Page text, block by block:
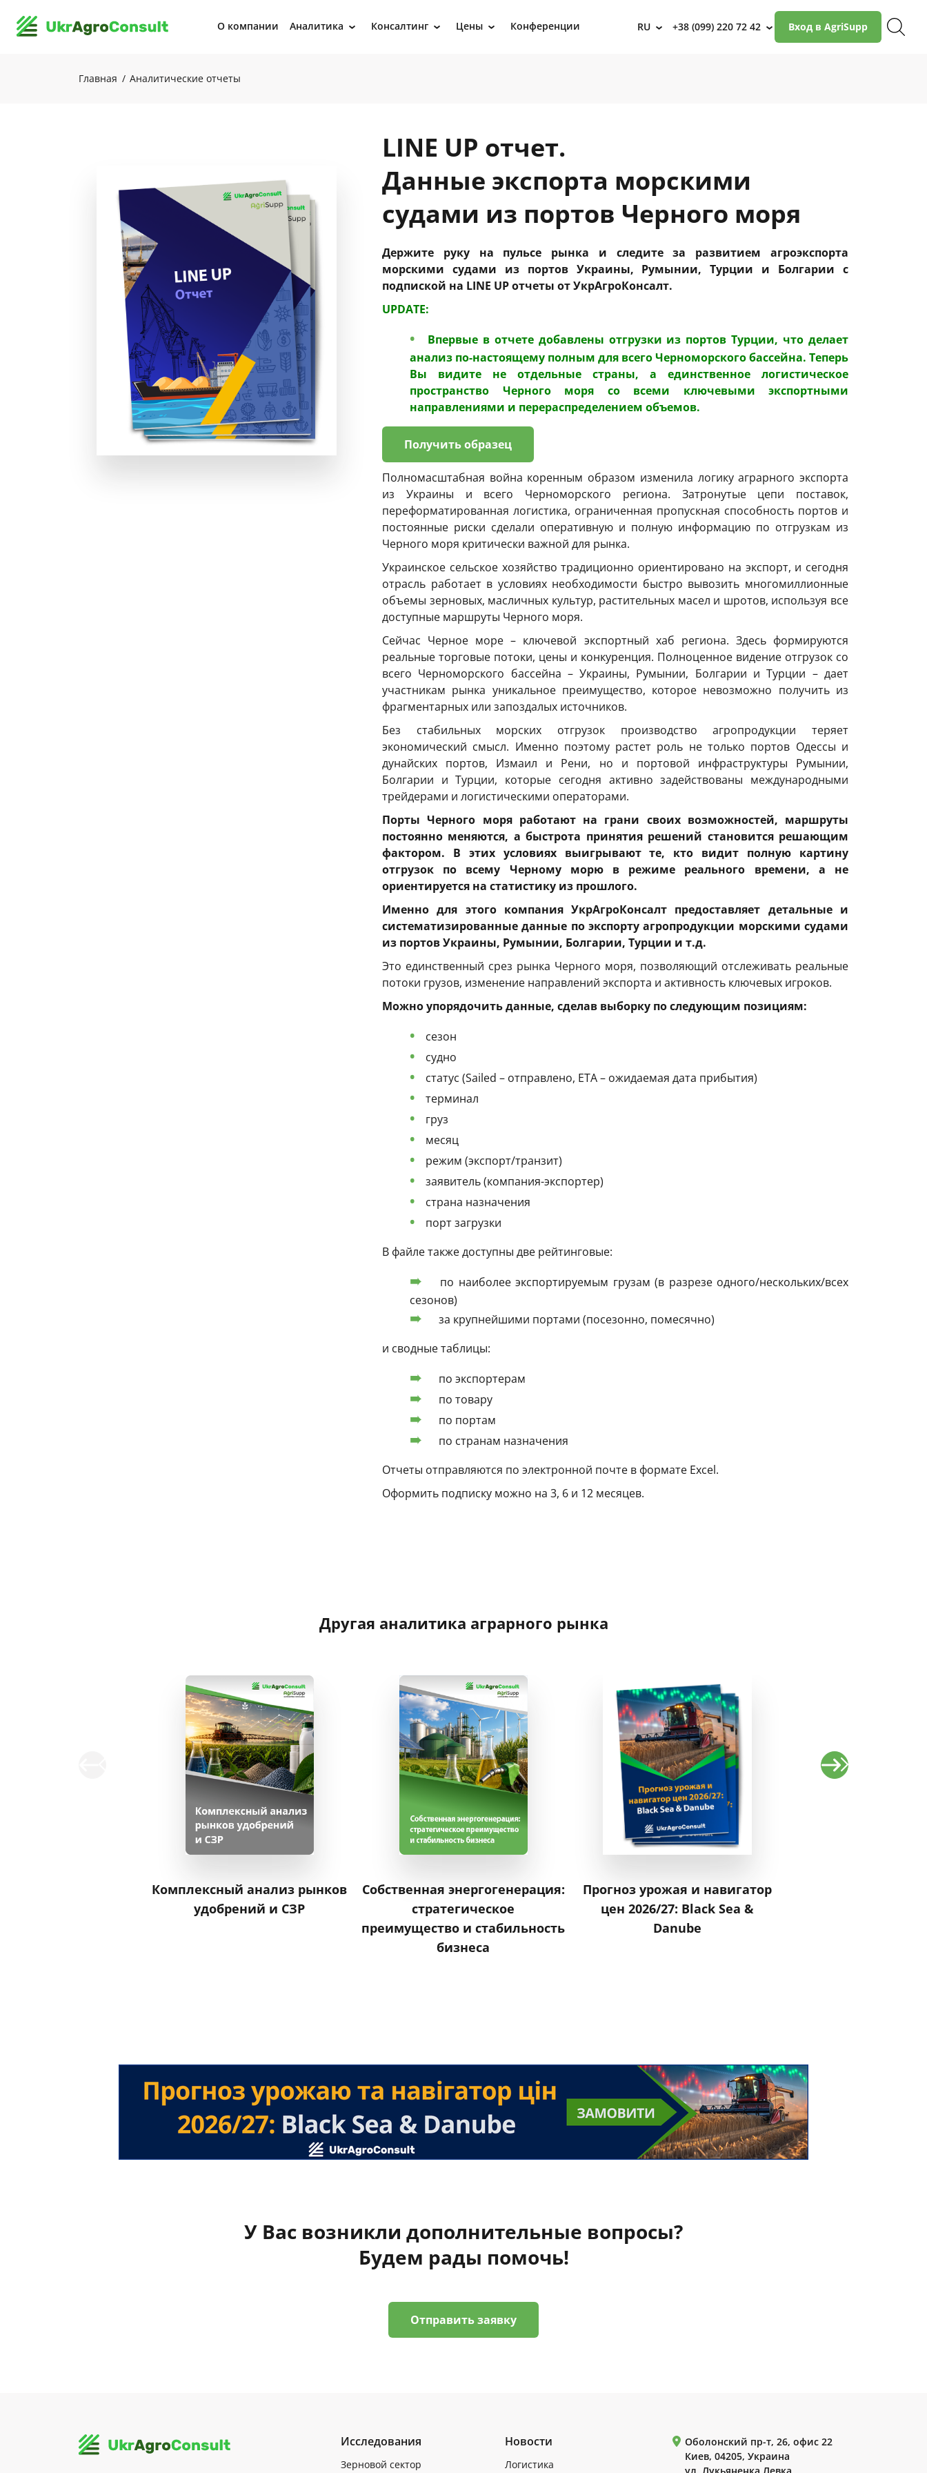
О компании Аналитика › Консалтинг › Цены › Конференции RU › +38 (099) 220 72 42 › Вход в AgriSupp
Главная Аналитические отчеты
LINE UP отчет.
Данные экспорта морскими
судами из портов Черного моря
Держите руку на пульсе рынка и следите за развитием агроэкспорта
морскими судами из портов Украины, Румынии, Турции и Болгарии с
подпиской на LINE UP отчеты от УкрАгроКонсалт.
UPDATE:
Впервые в отчете добавлены отгрузки из портов Турции, что делает
анализ по-настоящему полным для всего Черноморского бассейна. Теперь
Вы видите не отдельные страны, а единственное логистическое
пространство Черного моря со всеми ключевыми экспортными
направлениями и перераспределением объемов.
Получить образец
Полномасштабная война коренным образом изменила логику аграрного экспорта
из Украины и всего Черноморского региона. Затронутые цепи поставок,
переформатированная логистика, ограниченная пропускная способность портов и
постоянные риски сделали оперативную и полную информацию по отгрузкам из
Черного моря критически важной для рынка.
Украинское сельское хозяйство традиционно ориентировано на экспорт, и сегодня
отрасль работает в условиях необходимости быстро вывозить многомиллионные
объемы зерновых, масличных культур, растительных масел и шротов, используя все
доступные маршруты Черного моря.
Сейчас Черное море – ключевой экспортный хаб региона. Здесь формируются
реальные торговые потоки, цены и конкуренция. Полноценное видение отгрузок со
всего Черноморского бассейна – Украины, Румынии, Болгарии и Турции – дает
участникам рынка уникальное преимущество, которое невозможно получить из
фрагментарных или запоздалых источников.
Без стабильных морских отгрузок производство агропродукции теряет
экономический смысл. Именно поэтому растет роль не только портов Одессы и
дунайских портов, Измаил и Рени, но и портовой инфраструктуры Румынии,
Болгарии и Турции, которые сегодня активно задействованы международными
трейдерами и логистическими операторами.
Порты Черного моря работают на грани своих возможностей, маршруты
постоянно меняются, а быстрота принятия решений становится решающим
фактором. В этих условиях выигрывают те, кто видит полную картину
отгрузок по всему Черному морю в режиме реального времени, а не
ориентируется на статистику из прошлого.
Именно для этого компания УкрАгроКонсалт предоставляет детальные и
систематизированные данные по экспорту агропродукции морскими судами
из портов Украины, Румынии, Болгарии, Турции и т.д.
Это единственный срез рынка Черного моря, позволяющий отслеживать реальные
потоки грузов, изменение направлений экспорта и активность ключевых игроков.
Можно упорядочить данные, сделав выборку по следующим позициям:
сезон
судно
статус (Sailed – отправлено, ETA – ожидаемая дата прибытия)
терминал
груз
месяц
режим (экспорт/транзит)
заявитель (компания-экспортер)
страна назначения
порт загрузки
В файле также доступны две рейтинговые:
по наиболее экспортируемым грузам (в разрезе одного/нескольких/всех
сезонов)
за крупнейшими портами (посезонно, помесячно)
и сводные таблицы:
по экспортерам
по товару
по портам
по странам назначения
Отчеты отправляются по электронной почте в формате Excel.
Оформить подписку можно на 3, 6 и 12 месяцев.
Другая аналитика аграрного рынка
Комплексный анализ рынков
удобрений и СЗР
Собственная энергогенерация:
стратегическое
преимущество и стабильность
бизнеса
Прогноз урожая и навигатор
цен 2026/27: Black Sea &
Danube
У Вас возникли дополнительные вопросы?
Будем рады помочь!
Отправить заявку
Исследования
Зерновой сектор
Новости
Логистика
Оболонский пр-т, 26, офис 22
Киев, 04205, Украина